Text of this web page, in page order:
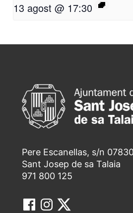
13 agost @ 17:30
Pere Escanellas, s/n
Sant Josep de sa Talaia
971 800 125